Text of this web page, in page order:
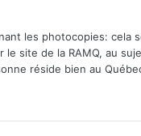
les photocopies:
site de la RAMQ, au
réside bien au